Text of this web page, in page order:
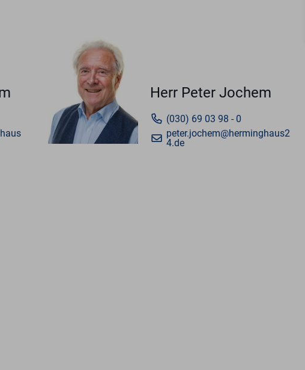
Herr Peter Jochem
(030) 69 03 98 - 0
peter.jochem@herminghaus2
4.de